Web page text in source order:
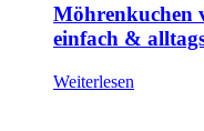
Möhrenkuchen
einfach &
Weiterlesen